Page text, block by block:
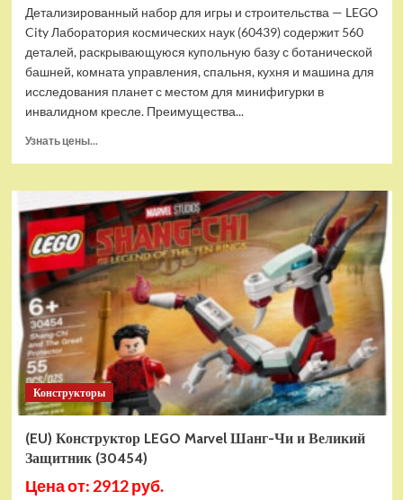
Детализированный набор для игры и строительства — LEGO
City Лаборатория космических наук (60439) содержит 560
деталей, раскрывающуюся купольную базу с ботанической
башней, комната управления, спальня, кухня и машина для
исследования планет с местом для минифигурки в
инвалидном кресле. Преимущества...
Узнать цены...
(EU)
Конструктор
LEGO
City
Лаборатория
космических
наук
(60439)
Конструкторы
(EU) Конструктор LEGO Marvel Шанг-Чи и Великий
Защитник (30454)
Цена от: 2912 руб.